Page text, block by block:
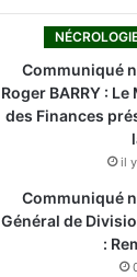
Communiqué
Roger BARRY :
des Finances
il
Communiqué
Général de
: